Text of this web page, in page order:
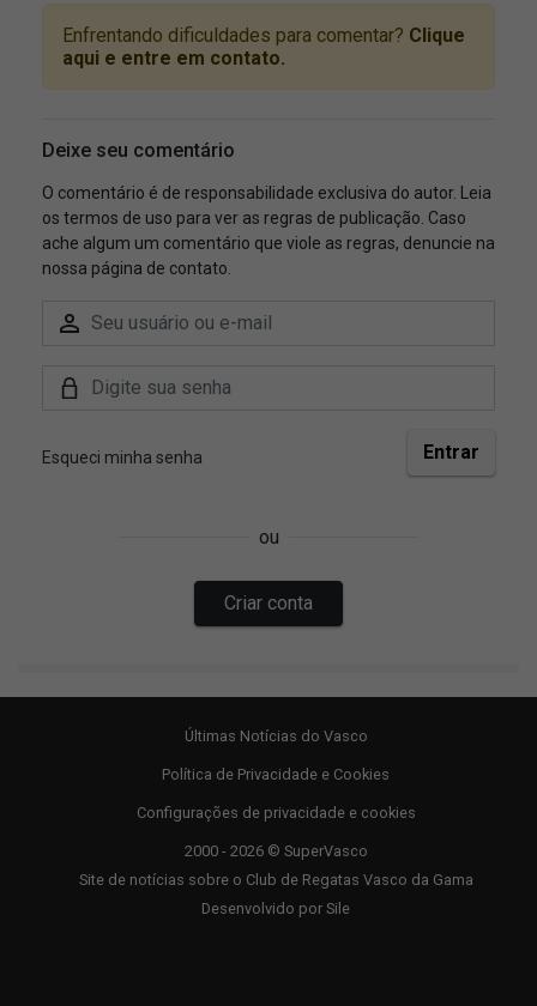
Últimas Notícias do Vasco
Política de Privacidade e Cookies
Configurações de privacidade e cookies
2000 - 2026 © SuperVasco
Site de notícias sobre o Club de Regatas Vasco da Gama
Desenvolvido por Sile